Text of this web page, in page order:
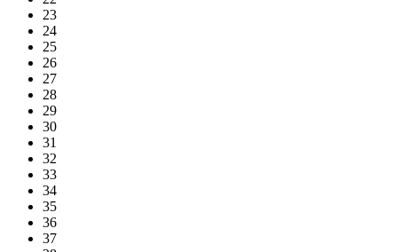
23
24
25
26
27
28
29
30
31
32
33
34
35
36
37